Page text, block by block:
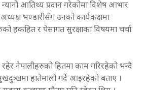
आतिथ्य प्रदान गरेकोमा विशेष आभार
भण्डारीसँग उनको कार्यकक्षमा
हकहित र पेसागत सुरक्षाका विषयमा चर्चा
रहेर नेपालीहरुको हितमा काम गरिरहेको भन्दै
हातेमालो गर्दै आइरहेको बताए ।